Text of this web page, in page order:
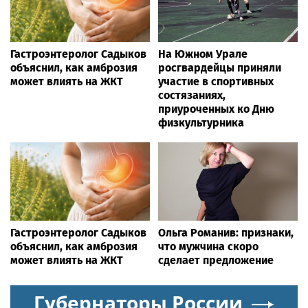
Гастроэнтеролог Садыков
объяснил, как амброзия
может влиять на ЖКТ
На Южном Урале
росгвардейцы приняли
участие в спортивных
состязаниях,
приуроченных ко Дню
физкультурника
Гастроэнтеролог Садыков
объяснил, как амброзия
может влиять на ЖКТ
Ольга Романив: признаки,
что мужчина скоро
сделает предложение
Губернаторы России